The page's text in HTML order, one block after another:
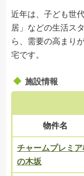
近年は、子ども世
居」などの生活ス
ら、需要の高まり
宅です。
施設情報
物件名
チャームプレミ
の木坂